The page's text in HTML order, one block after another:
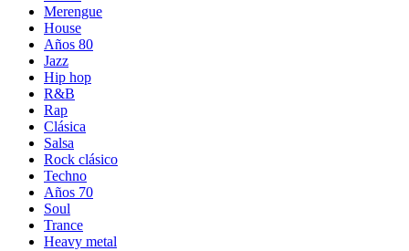
Merengue
House
Años 80
Jazz
Hip hop
R&B
Rap
Clásica
Salsa
Rock clásico
Techno
Años 70
Soul
Trance
Heavy metal